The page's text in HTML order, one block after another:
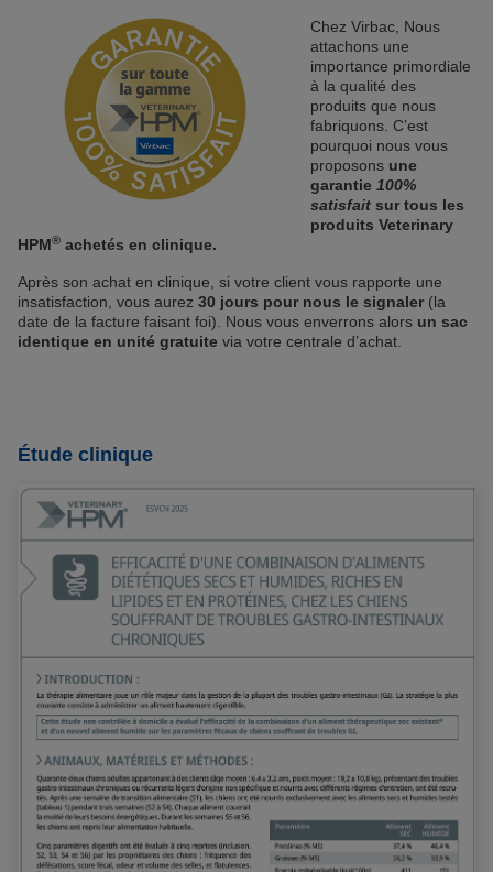
Chez Virbac, Nous
attachons une
importance primordiale
à la qualité des
produits que nous
fabriquons. C’est
pourquoi nous vous
proposons une
garantie 100%
satisfait sur tous les
produits Veterinary
HPM® achetés en clinique.
Après son achat en clinique, si votre client vous rapporte une
insatisfaction, vous aurez 30 jours pour nous le signaler (la
date de la facture faisant foi). Nous vous enverrons alors un sac
identique en unité gratuite via votre centrale d’achat.
Étude clinique
Etude 2025 - Efficacité d'une combinaison d'aliments
diététiques secs et humides, riches en lipides et en
protéines, chez les chiens souffrant de troubles gastro-
intestinaux chronique
OBJECTIF DE CETTE ÉTUDE
Cette étude non contrôlée à domicile a
nouvel aliment humide sur les paramètres
fécaux de chiens souffrant de troubles GI.